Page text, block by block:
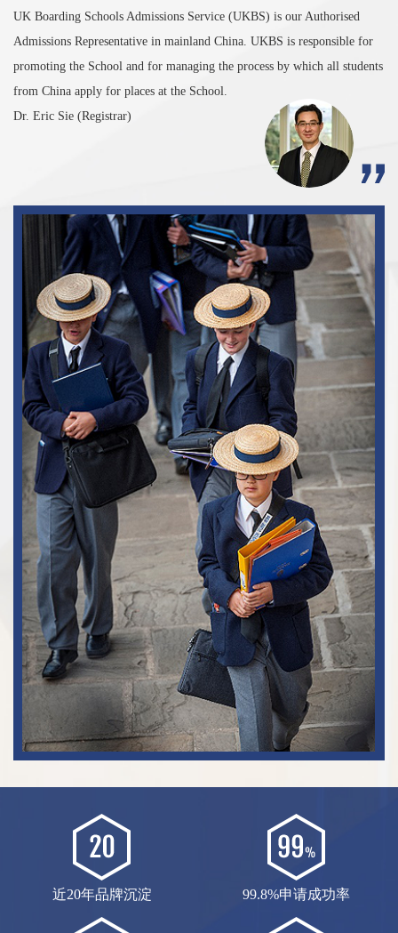
UK Boarding Schools Admissions Service (UKBS) is our Authorised
Admissions Representative in mainland China. UKBS is responsible for
promoting the School and for managing the process by which all students
from China apply for places at the School.
Dr. Eric Sie (Registrar)
近20年品牌沉淀 99.8%申请成功率